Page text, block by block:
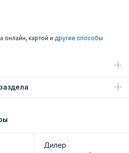
онлайн, картой и другие способы
Дилер